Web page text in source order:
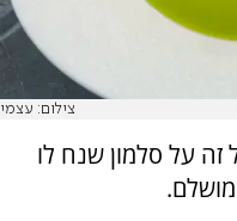
צילום: עצמי
זה על סלמון שנח לו